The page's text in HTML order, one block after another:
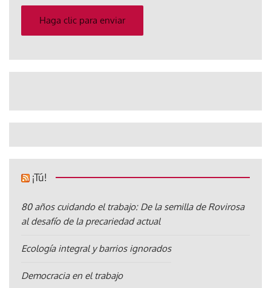
electrónico
Haga clic para enviar
¡Tú!
80 años cuidando el trabajo: De la semilla de Rovirosa
al desafío de la precariedad actual
Ecología integral y barrios ignorados
Democracia en el trabajo